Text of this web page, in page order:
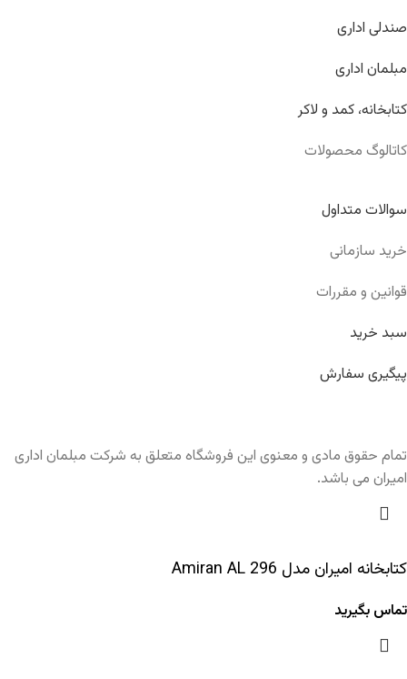
صندلی اداری
مبلمان اداری
کتابخانه، کمد و لاکر
کاتالوگ محصولات
سوالات متداول
خرید سازمانی
قوانین و مقررات
سبد خرید
پیگیری سفارش
تمام حقوق مادی و معنوی این فروشگاه متعلق به شرکت مبلمان اداری
امیران می باشد.
کتابخانه امیران مدل Amiran AL 296
تماس بگیرید